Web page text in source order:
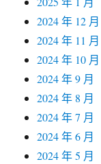
2024 年 12 月
2024 年 11 月
2024 年 10 月
2024 年 9 月
2024 年 8 月
2024 年 7 月
2024 年 6 月
2024 年 5 月